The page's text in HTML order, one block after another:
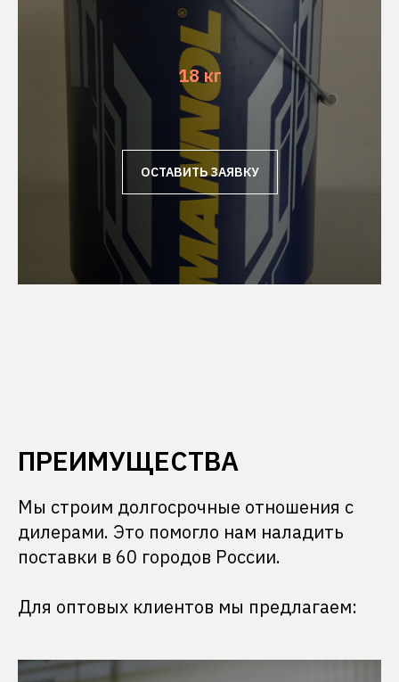
18 кг
ОСТАВИТЬ ЗАЯВКУ
ПРЕИМУЩЕСТВА
Мы строим долгосрочные отношения с
дилерами. Это помогло нам наладить
поставки в 60 городов России.
Для оптовых клиентов мы предлагаем: